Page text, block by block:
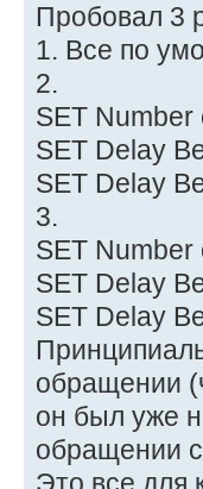
Пробовал 3
1. Все по
2.
SET Number
SET Delay
SET Delay
3.
SET Number
SET Delay
SET Delay
обращении
он был уже
обращении